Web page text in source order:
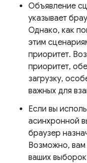
Объявление
указывает
Однако, как
этим
приоритет.
приоритет,
загрузку,
важных для
Если вы
асинхронной
браузер
Возможно, вам
ваших